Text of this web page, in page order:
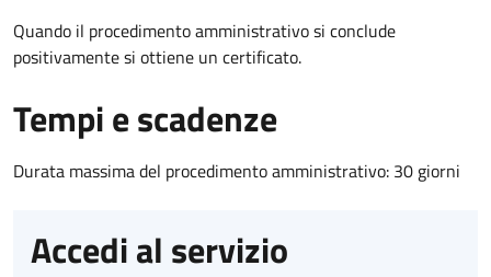
Quando il procedimento amministrativo si conclude
positivamente si ottiene un certificato.
Tempi e scadenze
Durata massima del procedimento amministrativo: 30 giorni
Accedi al servizio